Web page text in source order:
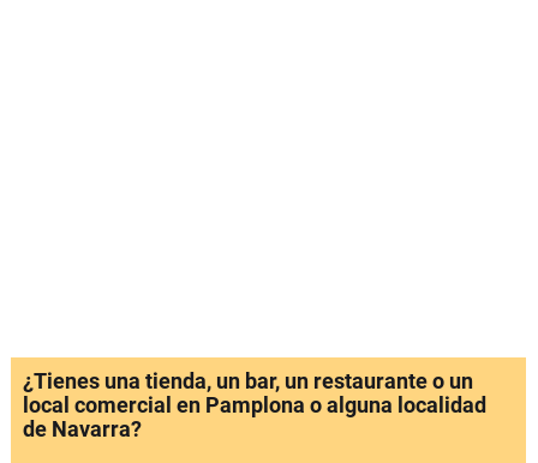
¿Tienes una tienda, un bar, un restaurante o un
local comercial en Pamplona o alguna localidad
de Navarra?